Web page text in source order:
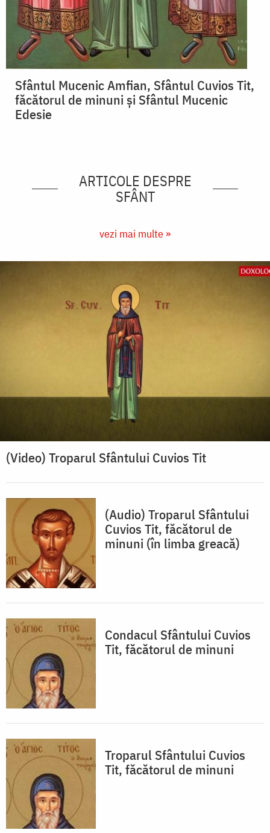
Sfântul Mucenic Amfian, Sfântul Cuvios Tit,
făcătorul de minuni și Sfântul Mucenic
Edesie
ARTICOLE DESPRE
SFÂNT
vezi mai multe »
(Video) Troparul Sfântului Cuvios Tit
(Audio) Troparul Sfântului
Cuvios Tit, făcătorul de
minuni (în limba greacă)
Condacul Sfântului Cuvios
Tit, făcătorul de minuni
Troparul Sfântului Cuvios
Tit, făcătorul de minuni